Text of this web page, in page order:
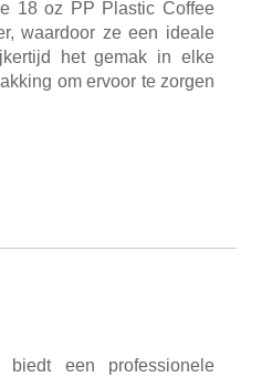
18 oz PP Plastic Coffee
waardoor ze een ideale
het gemak in elke
om ervoor te zorgen
een professionele